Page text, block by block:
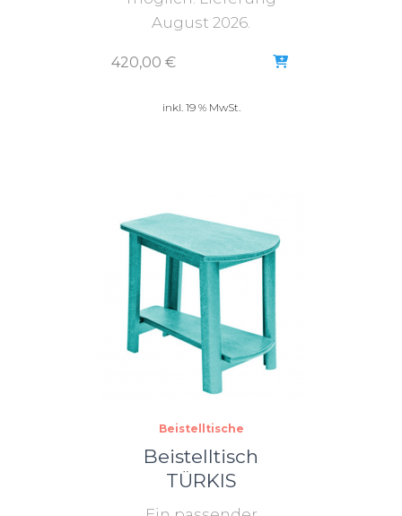
August 2026.
420,00 €
inkl. 19 % MwSt.
Beistelltische
Beistelltisch
TÜRKIS